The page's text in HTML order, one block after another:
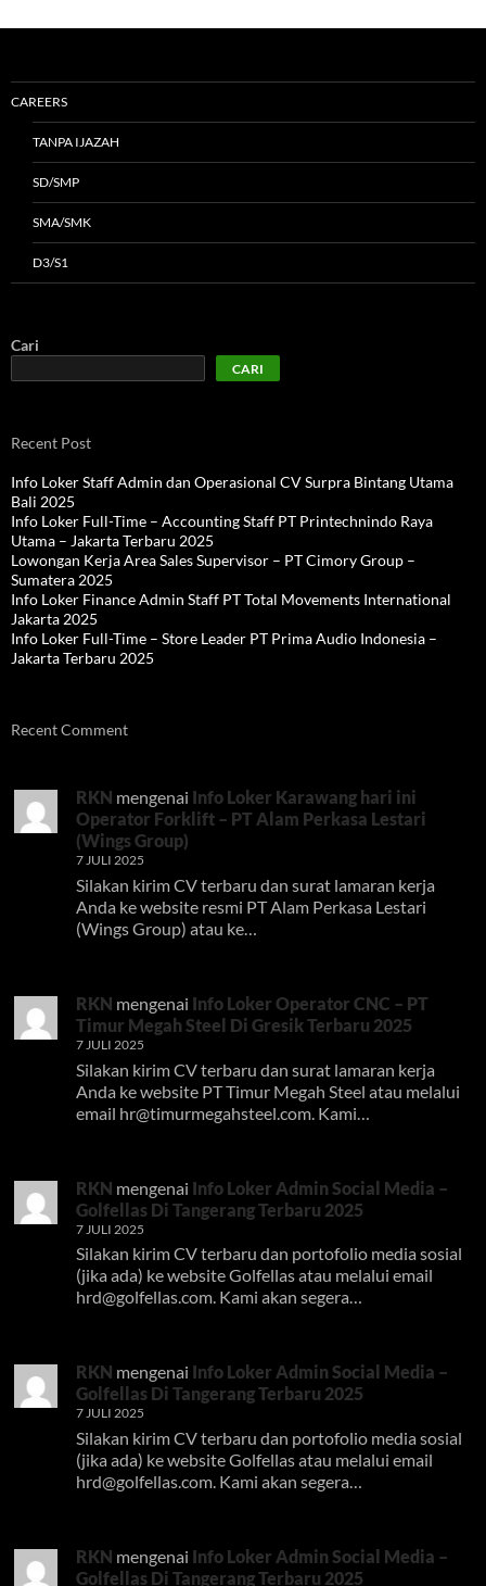
CAREERS
TANPA IJAZAH
SD/SMP
SMA/SMK
D3/S1
Cari
CARI
Recent Post
Info Loker Staff Admin dan Operasional CV Surpra Bintang Utama
Bali 2025
Info Loker Full-Time – Accounting Staff PT Printechnindo Raya
Utama – Jakarta Terbaru 2025
Lowongan Kerja Area Sales Supervisor – PT Cimory Group –
Sumatera 2025
Info Loker Finance Admin Staff PT Total Movements International
Jakarta 2025
Info Loker Full-Time – Store Leader PT Prima Audio Indonesia –
Jakarta Terbaru 2025
Recent Comment
RKN mengenai Info Loker Karawang hari ini
Operator Forklift – PT Alam Perkasa Lestari
(Wings Group)
7 JULI 2025
Silakan kirim CV terbaru dan surat lamaran kerja
Anda ke website resmi PT Alam Perkasa Lestari
(Wings Group) atau ke…
RKN mengenai Info Loker Operator CNC – PT
Timur Megah Steel Di Gresik Terbaru 2025
7 JULI 2025
Silakan kirim CV terbaru dan surat lamaran kerja
Anda ke website PT Timur Megah Steel atau melalui
email hr@timurmegahsteel.com . Kami…
RKN mengenai Info Loker Admin Social Media –
Golfellas Di Tangerang Terbaru 2025
7 JULI 2025
Silakan kirim CV terbaru dan portofolio media sosial
(jika ada) ke website Golfellas atau melalui email
hrd@golfellas.com. Kami akan segera…
RKN mengenai Info Loker Admin Social Media –
Golfellas Di Tangerang Terbaru 2025
7 JULI 2025
Silakan kirim CV terbaru dan portofolio media sosial
(jika ada) ke website Golfellas atau melalui email
hrd@golfellas.com. Kami akan segera…
RKN mengenai Info Loker Admin Social Media –
Golfellas Di Tangerang Terbaru 2025